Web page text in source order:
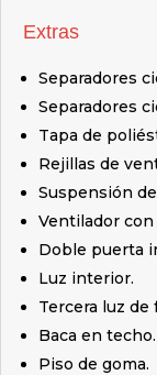
Extras
Separadores
Separadores
Tapa de
Rejillas de
Suspensión
Ventilador
Doble puerta
Luz interior.
Tercera luz de
Baca en techo.
Piso de goma.